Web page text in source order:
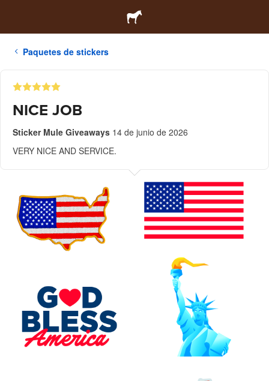
Paquetes de stickers
NICE JOB
Sticker Mule Giveaways 14 de junio de 2026
VERY NICE AND SERVICE.